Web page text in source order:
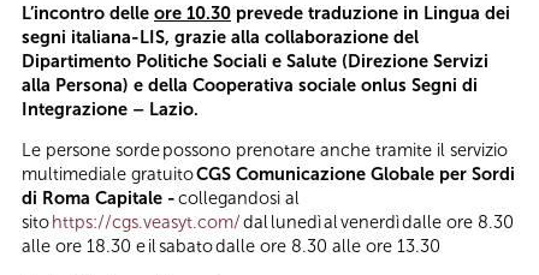
L’incontro delle ore 10.30 prevede traduzione in Lingua dei
segni italiana-LIS, grazie alla collaborazione del
Dipartimento Politiche Sociali e Salute (Direzione Servizi
alla Persona) e della Cooperativa sociale onlus Segni di
Integrazione – Lazio.
Le persone sorde possono prenotare anche tramite il servizio
multimediale gratuitoCGS Comunicazione Globale per Sordi
di Roma Capitale -collegandosi al
sito https://cgs.veasyt.com/dal lunedì al venerdì dalle ore 8.30
alle ore 18.30 e il sabato dalle ore 8.30 alle ore 13.30